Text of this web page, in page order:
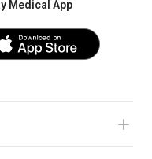
Medical App